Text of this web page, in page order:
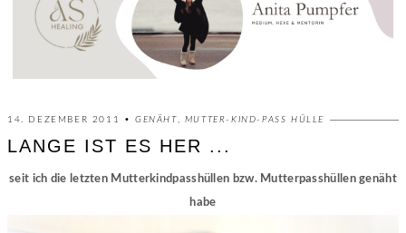
14. DEZEMBER 2011 • GENÄHT MUTTER-KIND-PASS HÜLLE
LANGE IST ES HER ...
seit ich die letzten Mutterkindpasshüllen bzw. Mutterpasshüllen genäht
habe